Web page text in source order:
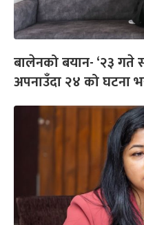
बालेनको बयान- ‘२३ गते
अपनाउँदा २४ को घटना